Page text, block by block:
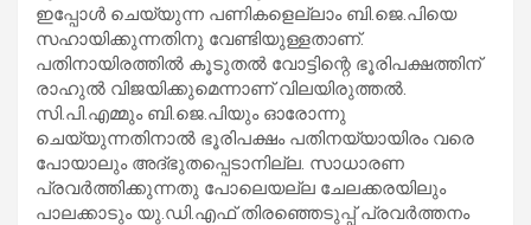
ഇപ്പോള്‍ ചെയ്യുന്ന പണികളെല്ലാം ബി.ജെ.പിയെ
സഹായിക്കുന്നതിനു വേണ്ടിയുള്ളതാണ്.
പതിനായിരത്തില്‍ കൂടുതല്‍ വോട്ടിന്റെ ഭൂരിപക്ഷത്തിന്
രാഹുല്‍ വിജയിക്കുമെന്നാണ് വിലയിരുത്തല്‍.
സി.പി.എമ്മും ബി.ജെ.പിയും ഓരോന്നു
ചെയ്യുന്നതിനാല്‍ ഭൂരിപക്ഷം പതിനയ്യായിരം വരെ
പോയാലും അദ്ഭുതപ്പെടാനില്ല. സാധാരണ
പ്രവര്‍ത്തിക്കുന്നതു പോലെയല്ല ചേലക്കരയിലും
പാലക്കാടും യു.ഡി.എഫ് തിരഞ്ഞെടുപ്പ് പ്രവര്‍ത്തനം